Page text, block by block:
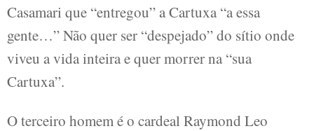
Casamari que “entregou” a Cartuxa “a essa
gente…” Não quer ser “despejado” do sítio onde
viveu a vida inteira e quer morrer na “sua
Cartuxa”.
O terceiro homem é o cardeal Raymond Leo